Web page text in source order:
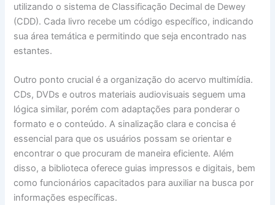
utilizando o sistema de Classificação Decimal de Dewey
(CDD). Cada livro recebe um código específico, indicando
sua área temática e permitindo que seja encontrado nas
estantes.
Outro ponto crucial é a organização do acervo multimídia.
CDs, DVDs e outros materiais audiovisuais seguem uma
lógica similar, porém com adaptações para ponderar o
formato e o conteúdo. A sinalização clara e concisa é
essencial para que os usuários possam se orientar e
encontrar o que procuram de maneira eficiente. Além
disso, a biblioteca oferece guias impressos e digitais, bem
como funcionários capacitados para auxiliar na busca por
informações específicas.